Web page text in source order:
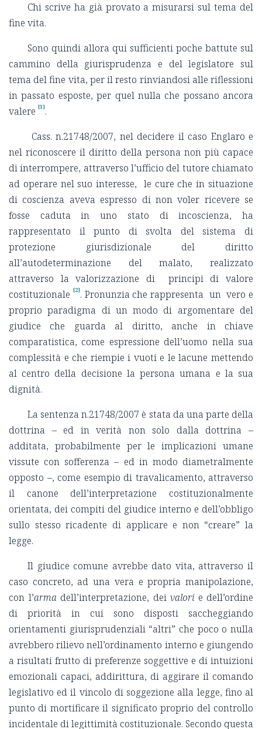
Chi scrive ha già provato a misurarsi sul tema del
fine vita.
Sono quindi allora qui sufficienti poche battute sul
cammino della giurisprudenza e del legislatore sul
tema del fine vita, per il resto rinviandosi alle riflessioni
in passato esposte, per quel nulla che possano ancora
valere [1].
Cass. n.21748/2007, nel decidere il caso Englaro e
nel riconoscere il diritto della persona non più capace
di interrompere, attraverso l’ufficio del tutore chiamato
ad operare nel suo interesse, le cure che in situazione
di coscienza aveva espresso di non voler ricevere se
fosse caduta in uno stato di incoscienza, ha
rappresentato il punto di svolta del sistema di
protezione giurisdizionale del diritto
all’autodeterminazione del malato, realizzato
attraverso la valorizzazione di principi di valore
costituzionale [2]. Pronunzia che rappresenta un vero e
proprio paradigma di un modo di argomentare del
giudice che guarda al diritto, anche in chiave
comparatistica, come espressione dell’uomo nella sua
complessità e che riempie i vuoti e le lacune mettendo
al centro della decisione la persona umana e la sua
dignità.
La sentenza n.21748/2007 è stata da una parte della
dottrina – ed in verità non solo dalla dottrina –
additata, probabilmente per le implicazioni umane
vissute con sofferenza – ed in modo diametralmente
opposto –, come esempio di travalicamento, attraverso
il canone dell’interpretazione costituzionalmente
orientata, dei compiti del giudice interno e dell’obbligo
sullo stesso ricadente di applicare e non “creare” la
legge.
Il giudice comune avrebbe dato vita, attraverso il
caso concreto, ad una vera e propria manipolazione,
con l’arma dell’interpretazione, dei valori e dell’ordine
di priorità in cui sono disposti saccheggiando
orientamenti giurisprudenziali “altri” che poco o nulla
avrebbero rilievo nell’ordinamento interno e giungendo
a risultati frutto di preferenze soggettive e di intuizioni
emozionali capaci, addirittura, di aggirare il comando
legislativo ed il vincolo di soggezione alla legge, fino al
punto di mortificare il significato proprio del controllo
incidentale di legittimità costituzionale. Secondo questa